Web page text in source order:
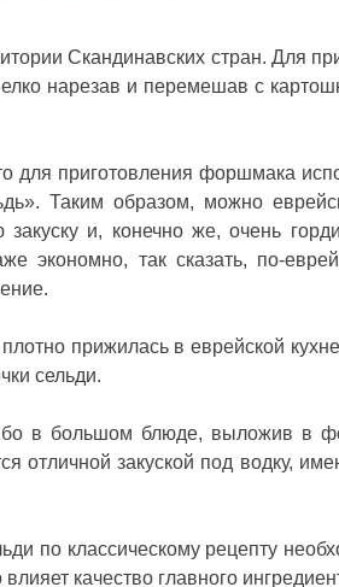
Скандинавских стран. Для
нарезав и перемешав с
приготовления форшмака
Таким образом, можно
и, конечно же, очень
экономно, так сказать, по-
прижилась в еврейской
сельди.
в большом блюде, выложив в
отличной закуской под водку,
по классическому рецепту
качество главного